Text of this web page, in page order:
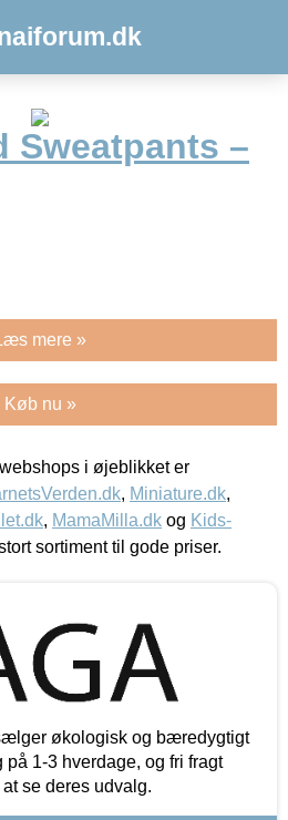
Sweatpants –
mere »
Køb nu »
i øjeblikket er
, Miniature.dk,
, MamaMilla.dk og Kids-
sortiment til gode priser.
økologisk og bæredygtigt
1-3 hverdage, og fri fragt
se deres udvalg.